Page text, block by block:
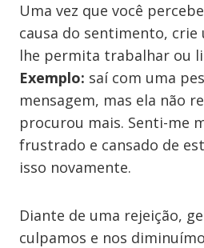
Uma vez que você
causa do sentimento, crie
lhe permita trabalhar ou
Exemplo: saí com uma
mensagem, mas ela não
procurou mais. Senti-me
frustrado e cansado de
isso novamente.
Diante de uma rejeição,
culpamos e nos